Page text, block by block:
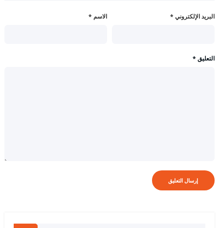
الاسم * البريد الإلكتروني *
التعليق *